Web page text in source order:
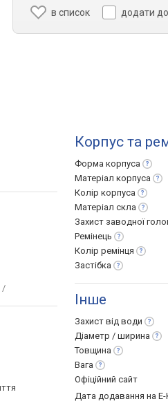
в список
додати
/
Корпус та
Форма корпуса
Матеріал корпуса
Колір корпуса
Матеріал скла
Захист заводної
Ремінець
Колір ремінця
Застібка
Інше
Захист від води
Діаметр / ширина
Товщина
Вага
Офіційний сайт
Дата додавання на